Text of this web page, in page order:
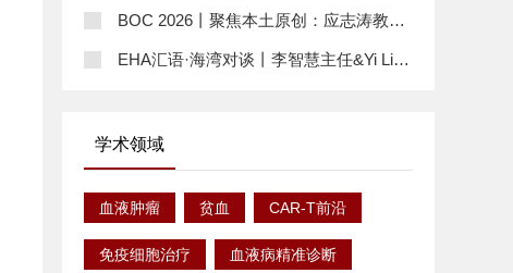
锁治疗新可能丨EHA 2026
BOC 2026丨聚焦本土原创：应志涛教授
深度解读《中国临床肿瘤学年度研究进展
EHA汇语·海湾对谈丨李智慧主任&Yi Lin
共探细胞治疗未来新图景
学术领域
血液肿瘤 贫血 CAR-T前沿
免疫细胞治疗 血液病精准诊断